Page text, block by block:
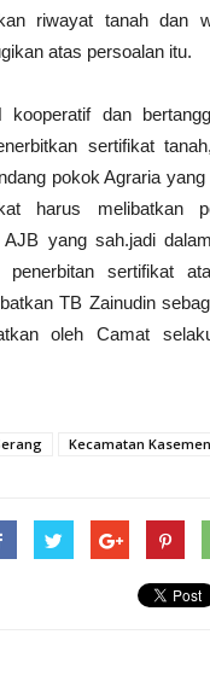
riwayat tanah dan
atas persoalan itu.
kooperatif dan
sertifikat
pokok Agraria
harus melibatkan
AJB yang sah.jadi
penerbitan sertifikat
TB Zainudin
oleh Camat
Kecamatan Kasemen